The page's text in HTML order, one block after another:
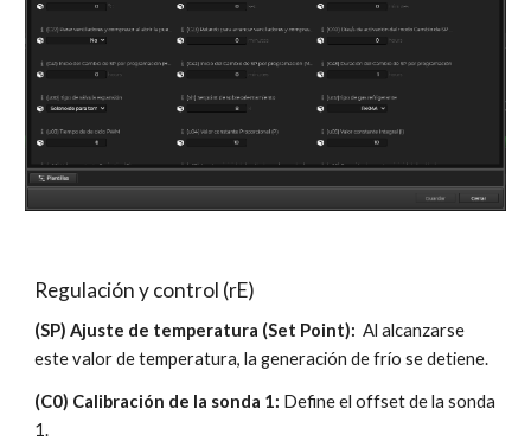
Regulación y control (rE)
(SP) Ajuste de temperatura (Set Point):
  Al alcanzarse
este valor de temperatura, la generación de frío se detiene.
(C0) Calibración de la sonda 1: Define el offset de la sonda
1.